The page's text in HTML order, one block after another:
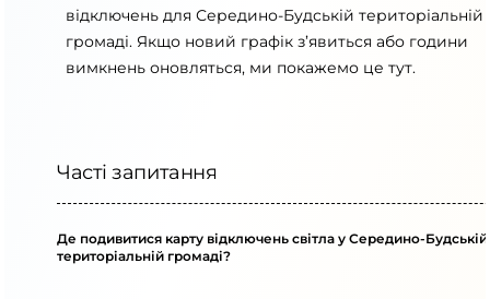
відключень для Середино-Будській територіальній
громаді. Якщо новий графік з’явиться або години
вимкнень оновляться, ми покажемо це тут.
Часті запитання
Де подивитися карту відключень світла у Середино-Будській
територіальній громаді?